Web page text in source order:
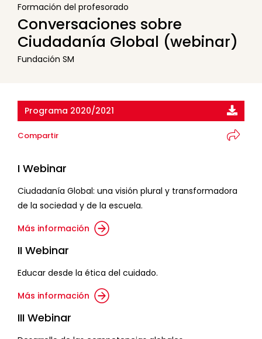
Formación del profesorado
Conversaciones sobre
Ciudadanía Global (webinar)
Fundación SM
Programa 2020/2021
Compartir
I Webinar
Ciudadanía Global: una visión plural y transformadora
de la sociedad y de la escuela.
Más información
II Webinar
Educar desde la ética del cuidado.
Más información
III Webinar